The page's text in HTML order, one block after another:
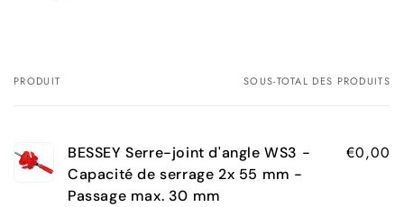
Votre
PRODUIT SOUS-TOTAL DES PRODUITS
BESSEY Serre-joint d'angle WS3 -
Capacité de serrage 2x 55 mm -
Passage max. 30 mm
€0,00